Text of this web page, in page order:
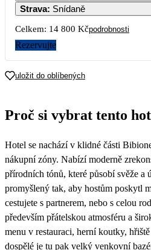
7
7 400
8
7 400
9
7 400
10
14
7 400 7 400
21 22
28 29 30
Strava: Snídaně
Celkem: 14 800 Kčpodrobnosti
Rezervujte
uložit do oblíbených
Proč si vybrat tento
Hotel se nachází v klidné části
nákupní zóny. Nabízí moderně
přírodních tónů, které působí svěže a
promyšlený tak, aby hostům poskytl
cestujete s partnerem, nebo s celou
především přátelskou atmosféru a
menu v restauraci, herní koutky,
dospělé je tu pak velký venkovní